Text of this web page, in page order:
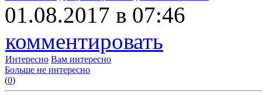
01.08.2017 в 07:46
комментировать
Интересно Вам интересно
Больше не интересно
(0)